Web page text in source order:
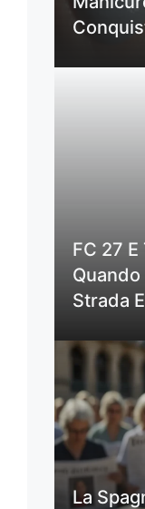
FC 27
Strada
La